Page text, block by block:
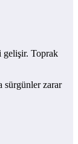
gelişir. Toprak
sürgünler zarar